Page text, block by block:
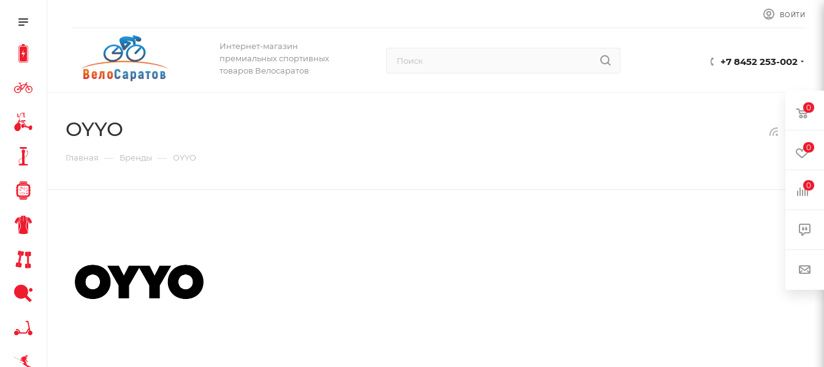
ВОЙТИ
Интернет-магазин
премиальных спортивных
товаров Велосаратов
+7 8452 253-002
OYYO
Главная — Бренды — OYYO
0
0
0